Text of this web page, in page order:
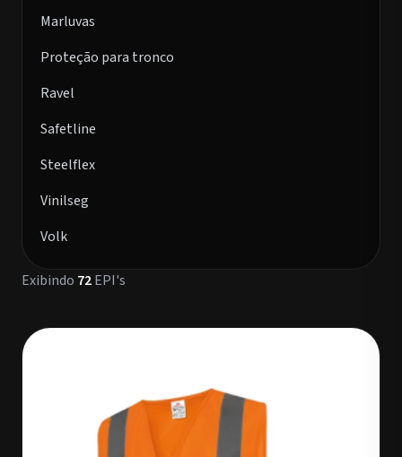
Marluvas
Proteção para tronco
Ravel
Safetline
Steelflex
Vinilseg
Volk
Exibindo 72EPI's